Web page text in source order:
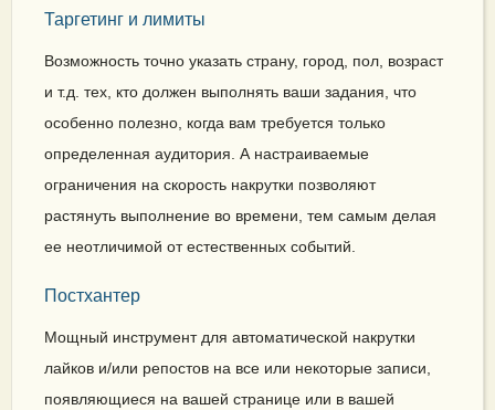
Таргетинг и лимиты
Возможность точно указать страну, город, пол, возраст
и т.д. тех, кто должен выполнять ваши задания, что
особенно полезно, когда вам требуется только
определенная аудитория. А настраиваемые
ограничения на скорость накрутки позволяют
растянуть выполнение во времени, тем самым делая
ее неотличимой от естественных событий.
Постхантер
Мощный инструмент для автоматической накрутки
лайков и/или репостов на все или некоторые записи,
появляющиеся на вашей странице или в вашей